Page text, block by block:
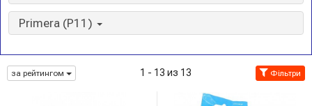
Primera (P11)
за рейтингом 1 - 13 из 13 Фільтри